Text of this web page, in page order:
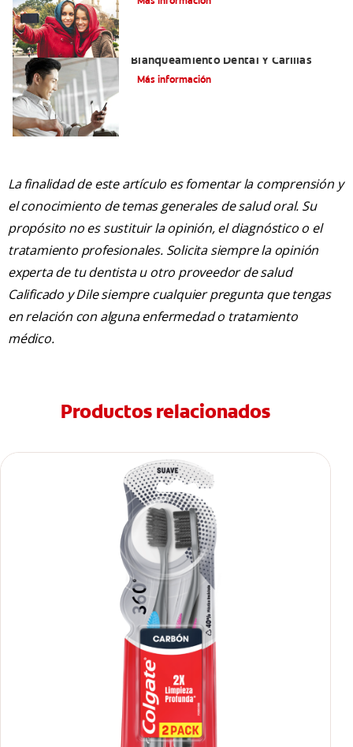
Blanqueamiento Dental Y Carillas
Más información
La finalidad de este artículo es fomentar la comprensión y
el conocimiento de temas generales de salud oral. Su
propósito no es sustituir la opinión, el diagnóstico o el
tratamiento profesionales. Solicita siempre la opinión
experta de tu dentista u otro proveedor de salud
Calificado y Dile siempre cualquier pregunta que tengas
en relación con alguna enfermedad o tratamiento
médico.
Productos relacionados